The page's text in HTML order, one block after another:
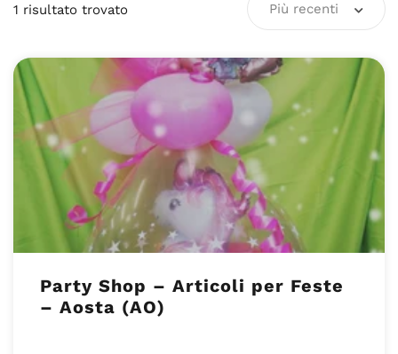
1 risultato trovato Più recenti
Party Shop – Articoli per Feste
– Aosta (AO)